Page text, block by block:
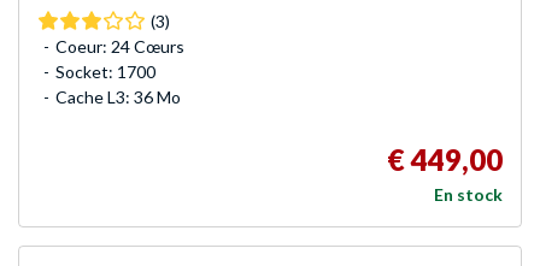
(3)
Coeur: 24 Cœurs
Socket: 1700
Cache L3: 36 Mo
€ 449,00
En stock